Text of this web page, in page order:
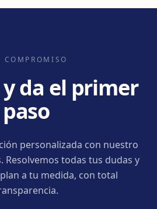
COMPROMISO
da el primer
paso
personalizada con nuestro
Resolvemos todas tus dudas y
a tu medida, con total